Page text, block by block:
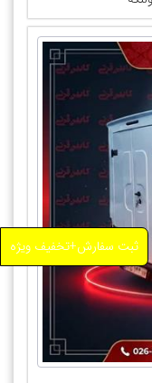
ثبت سفارش+تخفیف ویژه